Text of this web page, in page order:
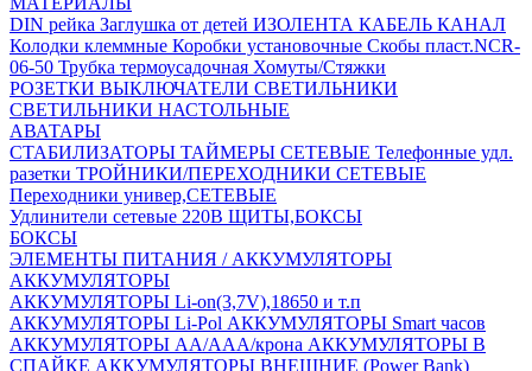
DIN рейка Заглушка от детей ИЗОЛЕНТА КАБЕЛЬ КАНАЛ
Колодки клеммные Коробки установочные Скобы пласт.NCR-
06-50 Трубка термоусадочная Хомуты/Стяжки
РОЗЕТКИ ВЫКЛЮЧАТЕЛИ СВЕТИЛЬНИКИ
СВЕТИЛЬНИКИ НАСТОЛЬНЫЕ
АВАТАРЫ
СТАБИЛИЗАТОРЫ ТАЙМЕРЫ СЕТЕВЫЕ Телефонные удл.
разетки ТРОЙНИКИ/ПЕРЕХОДНИКИ СЕТЕВЫЕ
Переходники универ,СЕТЕВЫЕ
Удлинители сетевые 220В ЩИТЫ,БОКСЫ
БОКСЫ
ЭЛЕМЕНТЫ ПИТАНИЯ / АККУМУЛЯТОРЫ
АККУМУЛЯТОРЫ
АККУМУЛЯТОРЫ Li-on(3,7V),18650 и т.п
АККУМУЛЯТОРЫ Li-Pol АККУМУЛЯТОРЫ Smart часов
АККУМУЛЯТОРЫ АА/ААА/крона АККУМУЛЯТОРЫ В
СПАЙКЕ АККУМУЛЯТОРЫ ВНЕШНИЕ (Power Bank)